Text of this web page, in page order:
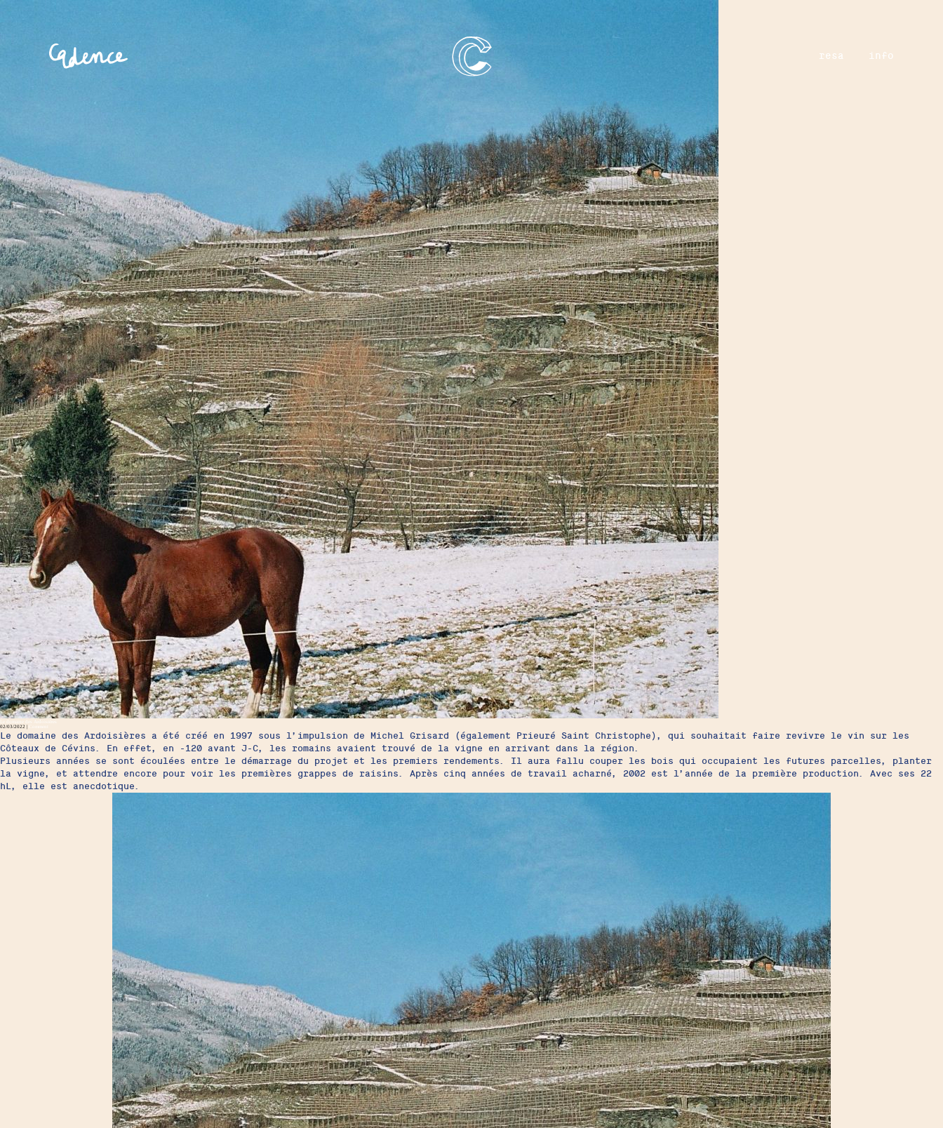
resa info
Le domaine des Ardoisières
02/03/2022 |
Le domaine des Ardoisières a été créé en 1997 sous l’impulsion de Michel Grisard (également Prieuré Saint Christophe), qui souhaitait faire revivre le vin sur les
Côteaux de Cévins. En effet, en -120 avant J-C, les romains avaient trouvé de la vigne en arrivant dans la région.
Plusieurs années se sont écoulées entre le démarrage du projet et les premiers rendements. Il aura fallu couper les bois qui occupaient les futures parcelles, planter
la vigne, et attendre encore pour voir les premières grappes de raisins. Après cinq années de travail acharné, 2002 est l’année de la première production. Avec ses 22
hL, elle est anecdotique.